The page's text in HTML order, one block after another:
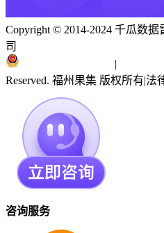
Copyright © 2014-2024 千瓜数据
司
|
Reserved. 福州果集 版权所有|法
咨询服务